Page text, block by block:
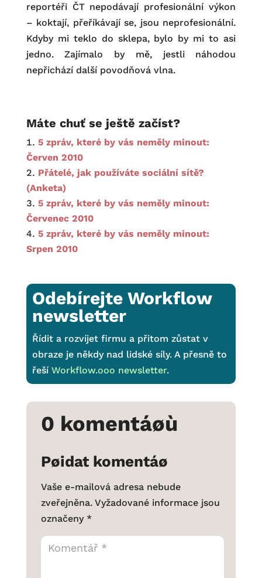
reportéři ČT nepodávají profesionální výkon
– koktají, přeříkávají se, jsou neprofesionální.
Kdyby mi teklo do sklepa, bylo by mi to asi
jedno. Zajímalo by mě, jestli náhodou
nepřichází další povodňová vlna.
Máte chuť se ještě začíst?
5 zpráv, které by vás neměly minout:
Červen 2010
Přátelé, jak používáte sociální sítě?
(Anketa)
5 zpráv, které by vás neměly minout:
Červenec 2010
5 zpráv, které by vás neměly minout:
Srpen 2010
Odebírejte Workflow
newsletter
Řídit a rozvíjet firmu a přitom zůstat v
obraze je někdy nad lidské síly. A přesně to
řeší Workflow.ooo newsletter.
0 komentáøù
Pøidat komentáø
Vaše e-mailová adresa nebude
zveřejněna. Vyžadované informace jsou
označeny *